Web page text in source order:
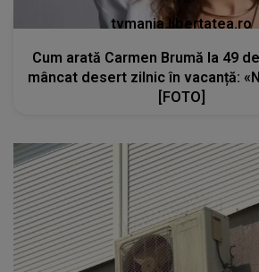
tvmania.libertatea.ro
Cum arată Carmen Brumă la 49
mâncat desert zilnic în vacanță:
[FOTO]